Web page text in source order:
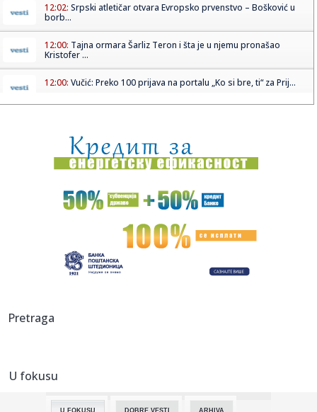
12:02: Srpski atletičar otvara Evropsko prvenstvo – Bošković u
borb...
12:00: Tajna ormara Šarliz Teron i šta je u njemu pronašao
Kristofer ...
12:00: Vučić: Preko 100 prijava na portalu „Ko si bre, ti“ za Prij...
11:56:"Dvaput smo ga ubili": Mitić je bio četvrta žrtva Belivukovog
11:54:Šta je bio razlog posete?
Ulica Branislava Nušića bez vode
11:53:Vojvodina dobila Radnik u Novom Sadu
11:49:
Pretraga
U fokusu
U FOKUSU DOBRE VESTI ARHIVA